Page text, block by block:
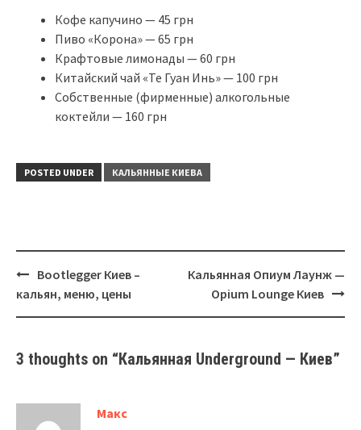
Кофе капучино — 45 грн
Пиво «Корона» — 65 грн
Крафтовые лимонады — 60 грн
Китайский чай «Те Гуан Инь» — 100 грн
Собственные (фирменные) алкогольные
коктейли — 160 грн
POSTED UNDER КАЛЬЯННЫЕ КИЕВА
PostBootlegger Киев –
кальян, меню, цены
Кальянная Опиум Лаунж —
Opium Lounge Киев
3 thoughts on “Кальянная Underground — Киев”
Макс